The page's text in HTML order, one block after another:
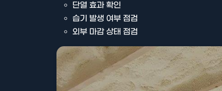
단열 효과 확인
습기 발생 여부 점검
외부 마감 상태 점검